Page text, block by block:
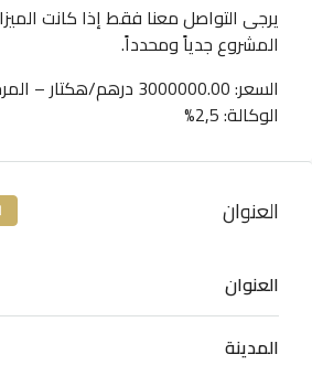
يرجى التواصل معنا فقط إذا كانت
المشروع جدياً ومحدداً.
الوكالة: 2,5%
العنوان
العنوان
المدينة